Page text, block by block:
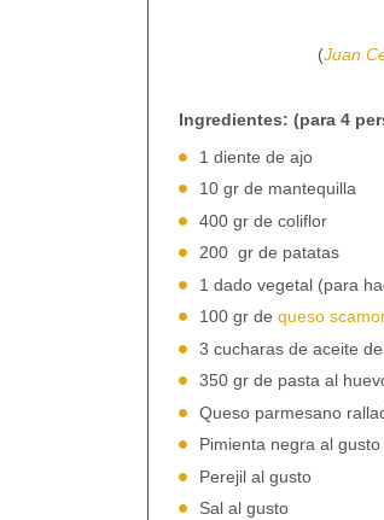
(Juan
Ingredientes: (para 4
1 diente de ajo
10 gr de mantequilla
400 gr de coliflor
200 gr de patatas
1 dado vegetal (para
100 gr de queso
3 cucharas de aceite
350 gr de pasta al
Queso parmesano
Pimienta negra al gusto
Perejil al gusto
Sal al gusto